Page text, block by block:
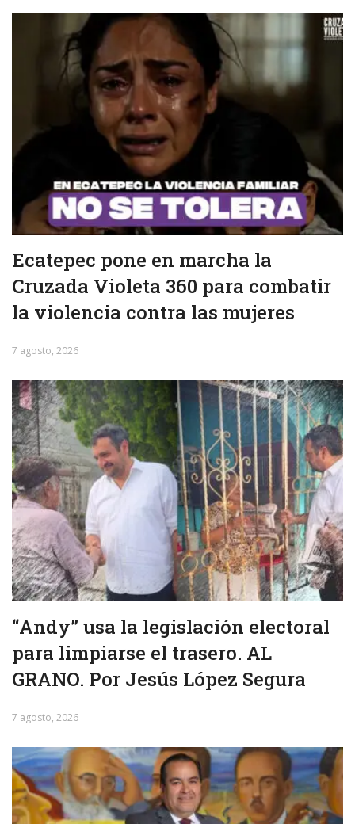
Ecatepec pone en marcha la
Cruzada Violeta 360 para combatir
la violencia contra las mujeres
7 agosto, 2026
“Andy” usa la legislación electoral
para limpiarse el trasero. AL
GRANO. Por Jesús López Segura
7 agosto, 2026